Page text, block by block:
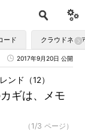
ード クラウドネイ
2017年9月20日 公開
ギは、メモ
ンド（12）
（1/3 ページ）